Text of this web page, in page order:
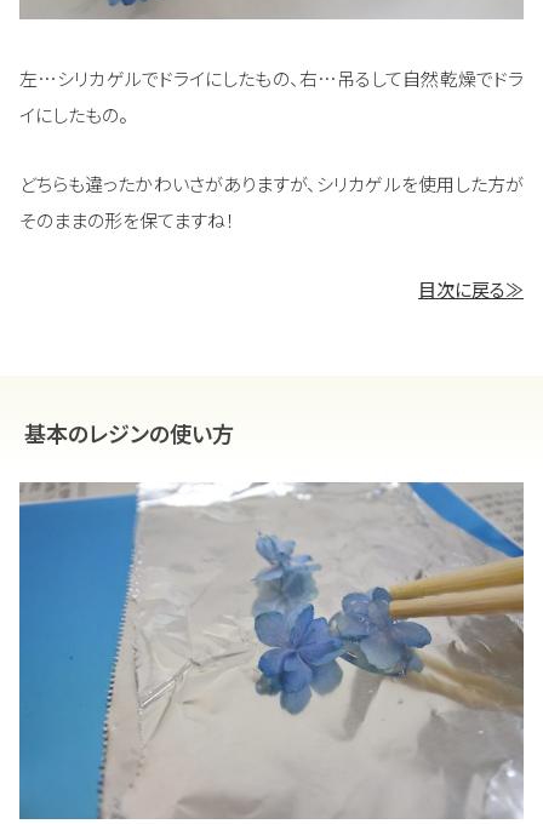
左…シリカゲルでドライにしたもの、右…吊るして自然乾燥でドラ
イにしたもの。
どちらも違ったかわいさがありますが、シリカゲルを使用した方が
そのままの形を保てますね！
目次に戻る≫
基本のレジンの使い方